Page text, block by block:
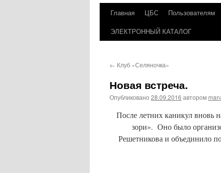
Перейти
Главная ЦБС Пользователям
ЭЛЕКТРОННЫЙ КАТАЛОГ
← Клуб «Селяночка»
Новая встреча.
Опубликовано 28.09.2016 автором
После летних каникул вновь
зори». Оно было
Решетникова и объединило